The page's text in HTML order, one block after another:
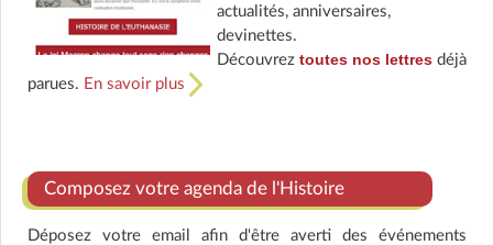
actualités, anniversaires,
devinettes.
Découvrez toutes nos lettresdéjà
parues. En savoir plus
Composez votre agenda de l'Histoire
Déposez votre email afin d'être averti des événements